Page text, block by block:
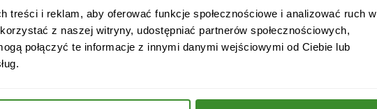
treści i reklam, aby oferować funkcje społecznościowe i analizować ruch w
z naszej witryny, udostępniać partnerów społecznościowych,
połączyć te informacje z innymi danymi wejściowymi od Ciebie lub
Narodzenie
Dziadka